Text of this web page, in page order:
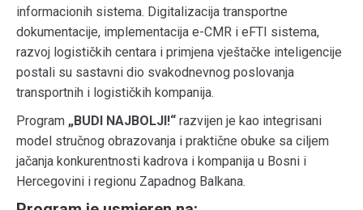
informacionih sistema. Digitalizacija transportne
dokumentacije, implementacija e-CMR i eFTI sistema,
razvoj logističkih centara i primjena vještačke inteligencije
postali su sastavni dio svakodnevnog poslovanja
transportnih i logističkih kompanija.
Program „BUDI NAJBOLJI!“ razvijen je kao integrisani
model stručnog obrazovanja i praktične obuke sa ciljem
jačanja konkurentnosti kadrova i kompanija u Bosni i
Hercegovini i regionu Zapadnog Balkana.